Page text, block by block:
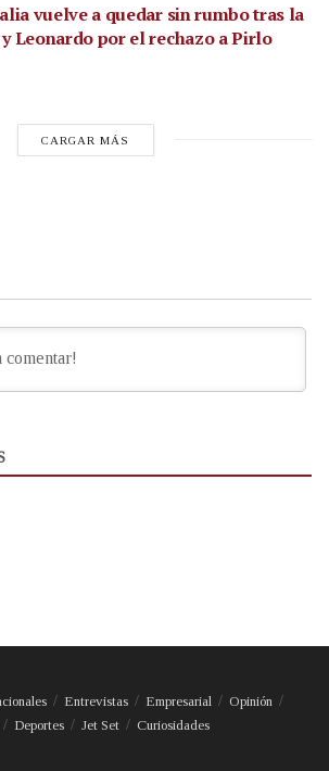
vuelve a quedar sin rumbo tras la
Leonardo por el rechazo a Pirlo
CARGAR MÁS
Entrevistas Empresarial
Opinión
Deportes Jet Set Curiosidades